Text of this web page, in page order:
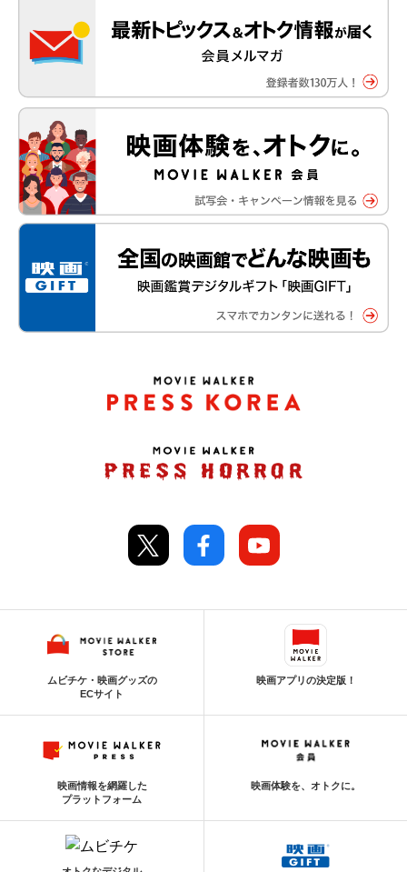
ムビチケ・映画グッズの
ECサイト
映画アプリの決定版！
映画情報を網羅した
プラットフォーム
映画体験を、オトクに。